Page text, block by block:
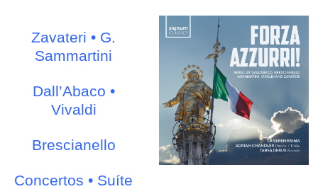
Zavateri • G.
Sammartini
Dall’Abaco •
Vivaldi
Brescianello
Concertos • Suíte